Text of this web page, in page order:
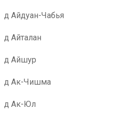
д Айдуан-Чабья
д Айталан
д Айшур
д Ак-Чишма
д Ак-Юл